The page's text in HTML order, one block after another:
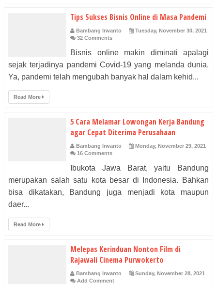
Tips Sukses Bisnis Online di Masa Pandemi
Bambang Irwanto
Tuesday, November 30, 2021
32 Comments
Bisnis online makin diminati apalagi
sejak terjadinya pandemi Covid-19 yang melanda dunia.
Ya, pandemi telah mengubah banyak hal dalam kehid...
Read More
5 Cara Melamar Lowongan Kerja Bandung
agar Cepat Diterima Perusahaan
Bambang Irwanto
Monday, November 29, 2021
16 Comments
Ibukota Jawa Barat, yaitu Bandung
merupakan salah satu kota besar di Indonesia. Bahkan
bisa dikatakan, Bandung juga menjadi kota maupun
daer...
Read More
Melepas Kerinduan Nonton Film di
Rajawali Cinema Purwokerto
Bambang Irwanto
Sunday, November 28, 2021
Add Comment